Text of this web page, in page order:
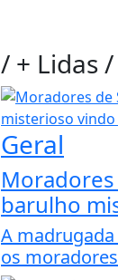
/ + Lidas/
Geral
barulho
A madrugada
os